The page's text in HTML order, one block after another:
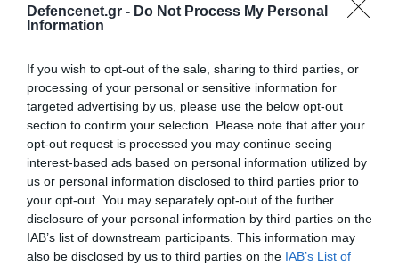
Defencenet.gr - Do Not Process My Personal
Information
If you wish to opt-out of the sale, sharing to third parties, or
processing of your personal or sensitive information for
targeted advertising by us, please use the below opt-out
section to confirm your selection. Please note that after your
opt-out request is processed you may continue seeing
interest-based ads based on personal information utilized by
us or personal information disclosed to third parties prior to
your opt-out. You may separately opt-out of the further
disclosure of your personal information by third parties on the
IAB’s list of downstream participants. This information may
also be disclosed by us to third parties on the IAB’s List of
07.08.2026 | 20:02
Ο Γιάννης Αλαφούζος «τέλειωσε» τον
Κωνσταντίνο Ζούλα από τον ΣΚΑΪ – Ο λόγος της
απομάκρυνσής του